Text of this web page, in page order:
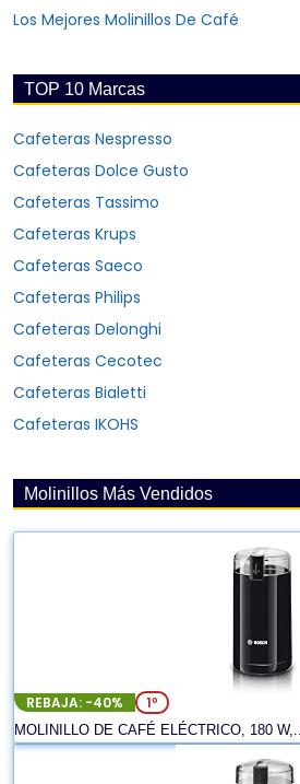
Los Mejores Molinillos De Café
TOP 10 Marcas
Cafeteras Nespresso
Cafeteras Dolce Gusto
Cafeteras Tassimo
Cafeteras Krups
Cafeteras Saeco
Cafeteras Philips
Cafeteras Delonghi
Cafeteras Cecotec
Cafeteras Bialetti
Cafeteras IKOHS
Molinillos Más Vendidos
REBAJA: -40% 1º
MOLINILLO DE CAFÉ ELÉCTRICO, 180 W,...